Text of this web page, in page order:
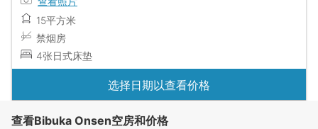
15平方米
禁烟房
4张日式床垫
选择日期以查看价格
查看Bibuka Onsen空房和价格